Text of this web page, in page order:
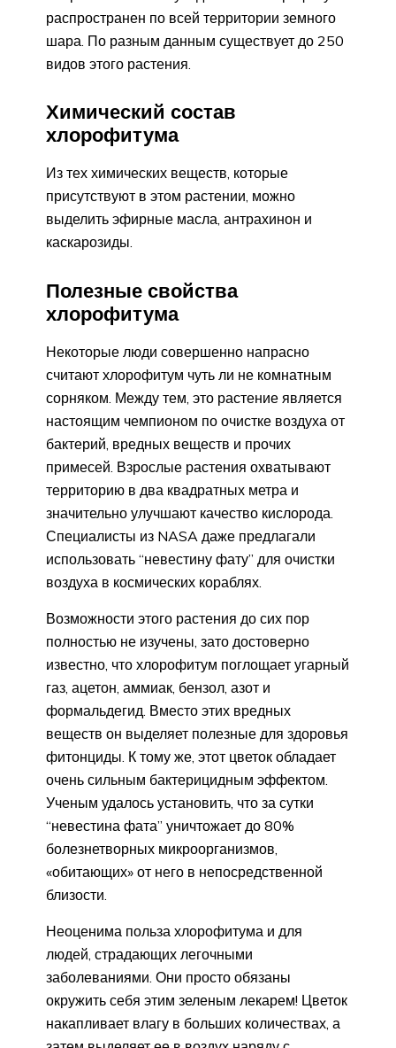
распространен по всей территории земного
шара. По разным данным существует до 250
видов этого растения.
Химический состав
хлорофитума
Из тех химических веществ, которые
присутствуют в этом растении, можно
выделить эфирные масла, антрахинон и
каскарозиды.
Полезные свойства
хлорофитума
Некоторые люди совершенно напрасно
считают хлорофитум чуть ли не комнатным
сорняком. Между тем, это растение является
настоящим чемпионом по очистке воздуха от
бактерий, вредных веществ и прочих
примесей. Взрослые растения охватывают
территорию в два квадратных метра и
значительно улучшают качество кислорода.
Специалисты из NASA даже предлагали
использовать “невестину фату” для очистки
воздуха в космических кораблях.
Возможности этого растения до сих пор
полностью не изучены, зато достоверно
известно, что хлорофитум поглощает угарный
газ, ацетон, аммиак, бензол, азот и
формальдегид. Вместо этих вредных
веществ он выделяет полезные для здоровья
фитонциды. К тому же, этот цветок обладает
очень сильным бактерицидным эффектом.
Ученым удалось установить, что за сутки
“невестина фата” уничтожает до 80%
болезнетворных микроорганизмов,
«обитающих» от него в непосредственной
близости.
Неоценима польза хлорофитума и для
людей, страдающих легочными
заболеваниями. Они просто обязаны
окружить себя этим зеленым лекарем! Цветок
накапливает влагу в больших количествах, а